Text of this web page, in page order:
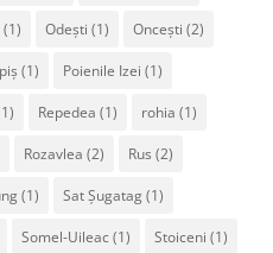
(1) Odești (1) Oncești (2)
(1) Poienile Izei (1)
Repedea (1) rohia (1)
Rozavlea (2) Rus (2)
(1) Sat Șugatag(1)
Somel-Uileac(1) Stoiceni (1)